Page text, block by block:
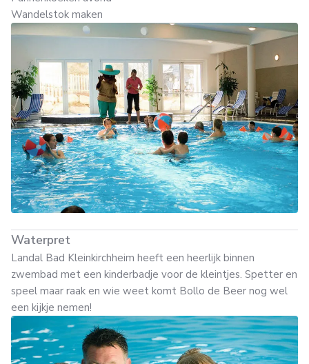
Wandelstok maken
Waterpret
Landal Bad Kleinkirchheim heeft een heerlijk binnen
zwembad met een kinderbadje voor de kleintjes. Spetter en
speel maar raak en wie weet komt Bollo de Beer nog wel
een kijkje nemen!